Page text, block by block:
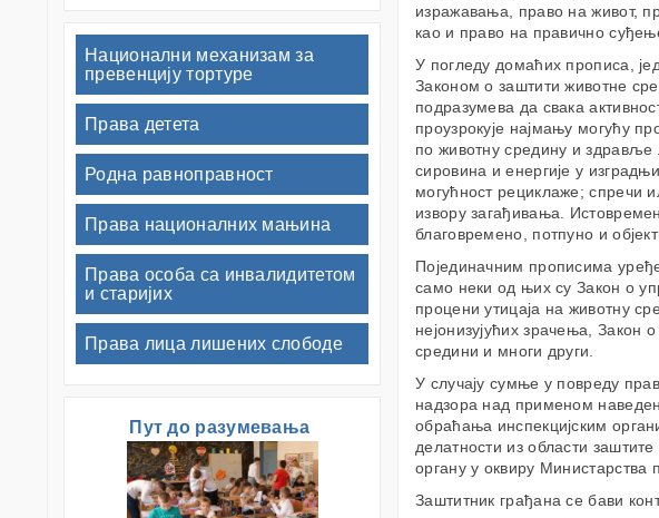
изражавања, право на живот,
као и право на правично
У погледу домаћих прописа,
Законом о заштити животне
подразумева да свака
проузрокује најмању могућу
по животну средину и
сировина и енергије у
могућност рециклаже; спречи
извору загађивања.
благовремено, потпуно и
Појединачним прописима
само неки од њих су Закон о
процени утицаја на животну
нејонизујућих зрачења, Закон
средини и многи други.
У случају сумње у повреду
надзора над применом
обраћања инспекцијским
делатности из области
органу у оквиру
Заштитник грађана се бави
Национални механизам за
превенцију тортуре
Права детета
Родна равноправност
Права националних мањина
Права особа са инвалидитетом
и старијих
Права лица лишених слободе
Пут до разумевања